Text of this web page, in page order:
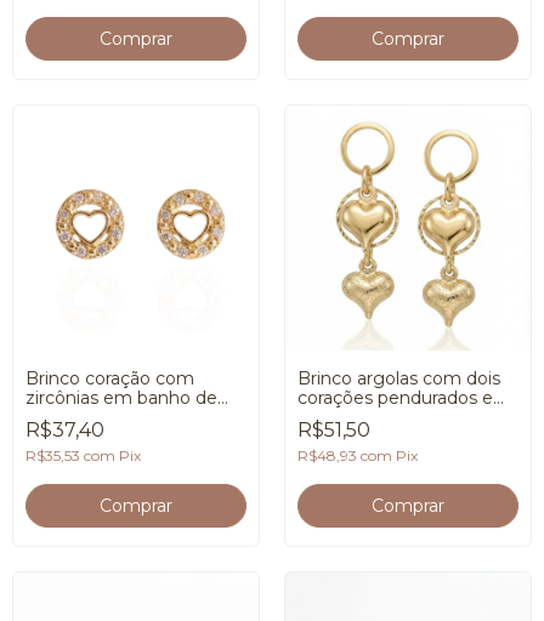
Brinco coração com
zircônias em banho de
Ouro 18K
R$37,40
R$35,53 com Pix
Brinco argolas com dois
corações pendurados em
banho de Ouro 18K
R$51,50
R$48,93 com Pix